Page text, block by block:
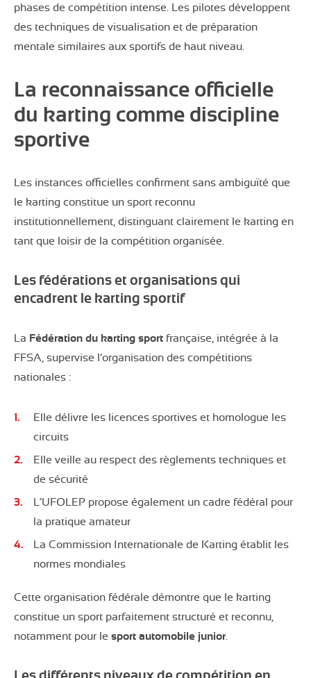
phases de compétition intense. Les pilotes développent
des techniques de visualisation et de préparation
mentale similaires aux sportifs de haut niveau.
La reconnaissance officielle
du karting comme discipline
sportive
Les instances officielles confirment sans ambiguïté que
le karting constitue un sport reconnu
institutionnellement, distinguant clairement le karting en
tant que loisir de la compétition organisée.
Les fédérations et organisations qui
encadrent le karting sportif
La Fédération du karting sport française, intégrée à la
FFSA, supervise l’organisation des compétitions
nationales :
Elle délivre les licences sportives et homologue les
circuits
Elle veille au respect des règlements techniques et
de sécurité
L’UFOLEP propose également un cadre fédéral pour
la pratique amateur
La Commission Internationale de Karting établit les
normes mondiales
Cette organisation fédérale démontre que le karting
constitue un sport parfaitement structuré et reconnu,
notamment pour le sport automobile junior.